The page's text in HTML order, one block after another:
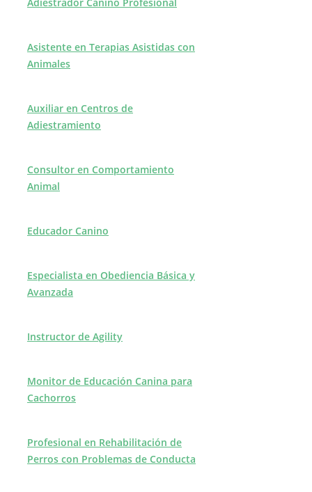
Adiestrador Canino Profesional
Asistente en Terapias Asistidas con
Animales
Auxiliar en Centros de
Adiestramiento
Consultor en Comportamiento
Animal
Educador Canino
Especialista en Obediencia Básica y
Avanzada
Instructor de Agility
Monitor de Educación Canina para
Cachorros
Profesional en Rehabilitación de
Perros con Problemas de Conducta